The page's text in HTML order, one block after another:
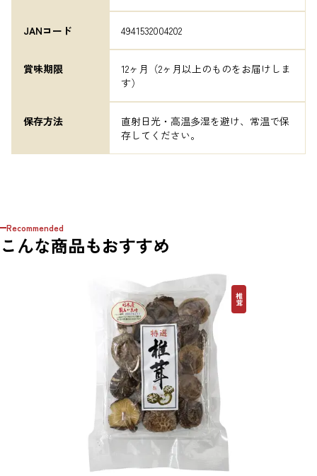
JANコード 4941532004202
賞味期限
12ヶ月（2ヶ月以上のものをお届けしま
す）
保存方法
直射日光・高温多湿を避け、常温で保
存してください。
Recommended
こんな商品もおすすめ
椎茸